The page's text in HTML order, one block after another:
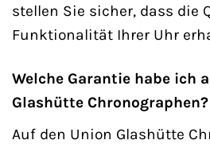
stellen Sie sicher, dass die
Funktionalität Ihrer Uhr
Welche Garantie habe ich
Glashütte Chronographen?
Auf den Union Glashütte